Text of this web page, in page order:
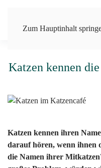
Zum Hauptinhalt
Katzen kennen
Katzen kennen ihren
darauf hören, wenn ihnen
die Namen ihrer